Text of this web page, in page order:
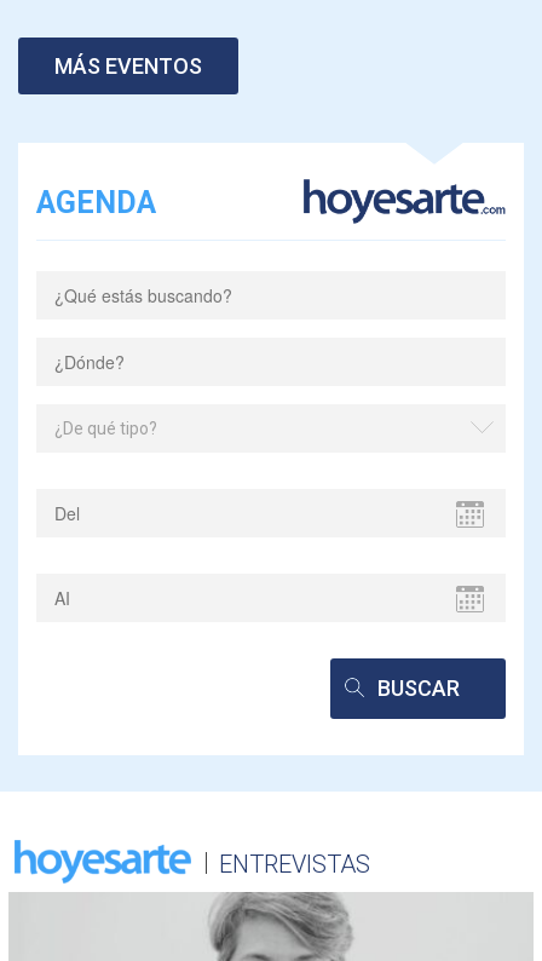
MÁS EVENTOS
AGENDA
¿De qué tipo?
ENTREVISTAS